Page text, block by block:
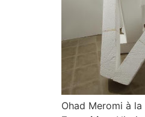
Ohad Meromi à